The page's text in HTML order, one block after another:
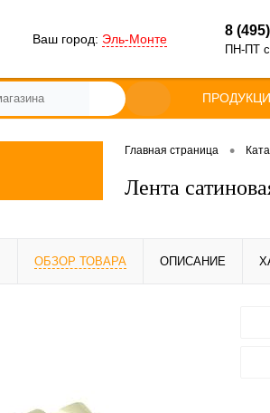
Ваш город: Эль-Монте
8
ПН-ПТ
Главная страница •
Лента
ОБЗОР ТОВАРА ОПИСАНИЕ